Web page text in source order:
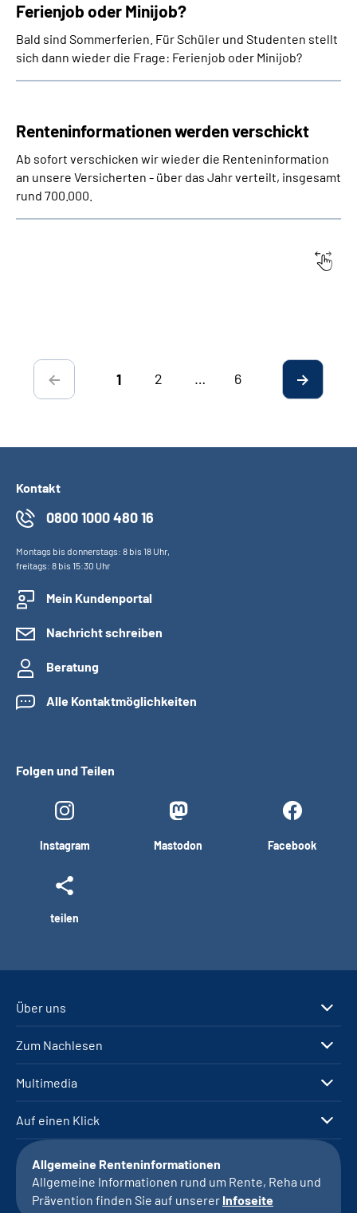
Ferienjob oder Minijob?
Bald sind Sommerferien. Für Schüler und Studenten stellt
sich dann wieder die Frage: Ferienjob oder Minijob?
Renteninformationen werden verschickt
Ab sofort verschicken wir wieder die Renteninformation
an unsere Versicherten - über das Jahr verteilt, insgesamt
rund 700.000.
1 2 … 6
Kontakt
0800 1000 480 16
Montags bis donnerstags: 8 bis 18 Uhr,
freitags: 8 bis 15:30 Uhr
Mein Kundenportal
Nachricht schreiben
Beratung
Alle Kontaktmöglichkeiten
Folgen und Teilen
Instagram Mastodon Facebook
teilen
Über uns
Zum Nachlesen
Multimedia
Auf einen Klick
Allgemeine Renteninformationen
Allgemeine Informationen rund um Rente, Reha und
Prävention finden Sie auf unserer Infoseite